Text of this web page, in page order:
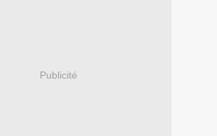
Publicité